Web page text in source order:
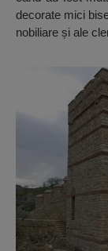
decorate mici
nobiliare și ale